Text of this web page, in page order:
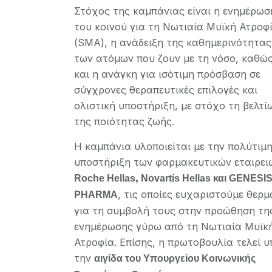
Στόχος της καμπάνιας είναι η
του κοινού για τη Νωτιαία Μυϊκή
(SMA), η ανάδειξη της καθημερινότητας
των ατόμων που ζουν με τη νόσο, καθώς
και η ανάγκη για ισότιμη πρόσβαση σε
σύγχρονες θεραπευτικές επιλογές και
ολιστική υποστήριξη, με στόχο τη
της ποιότητας ζωής.
Η καμπάνια υλοποιείται με την πολύτιμη
υποστήριξη των φαρμακευτικών
Roche Hellas, Novartis Hellas και GENESIS
PHARMA, τις οποίες ευχαριστούμε
για τη συμβολή τους στην προώθηση
ενημέρωσης γύρω από τη Νωτιαία
Ατροφία. Επίσης, η πρωτοβουλία τελεί
την αιγίδα του Υπουργείου Κοινωνικής